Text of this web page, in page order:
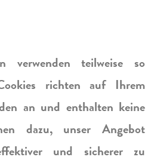
verwenden teilweise so
richten auf Ihrem
an und enthalten keine
dazu, unser Angebot
und sicherer zu